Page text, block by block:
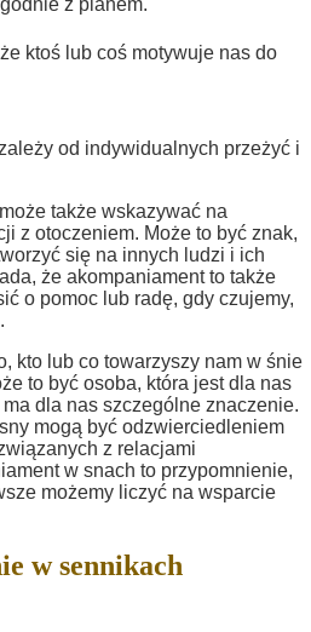
z planem.
ktoś lub coś motywuje nas do
od indywidualnych przeżyć i
także wskazywać na
z otoczeniem. Może to być znak,
się na innych ludzi i ich
że akompaniament to także
o pomoc lub radę, gdy czujemy,
kto lub co towarzyszy nam w śnie
to być osoba, która jest dla nas
dla nas szczególne znaczenie.
mogą być odzwierciedleniem
z relacjami
w snach to przypomnienie,
możemy liczyć na wsparcie
w sennikach